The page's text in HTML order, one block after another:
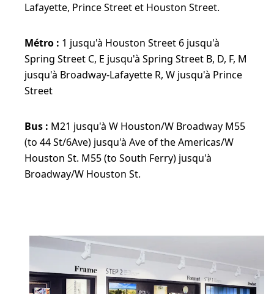
Lafayette, Prince Street et Houston Street.
Métro : 1 jusqu'à Houston Street 6 jusqu'à
Spring Street C, E jusqu'à Spring Street B, D, F, M
jusqu'à Broadway-Lafayette R, W jusqu'à Prince
Street
Bus : M21 jusqu'à W Houston/W Broadway M55
(to 44 St/6Ave) jusqu'à Ave of the Americas/W
Houston St. M55 (to South Ferry) jusqu'à
Broadway/W Houston St.